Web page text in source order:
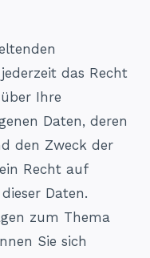
das Recht
Ihre
Daten, deren
den Zweck der
Recht auf
Daten.
zum Thema
Sie sich